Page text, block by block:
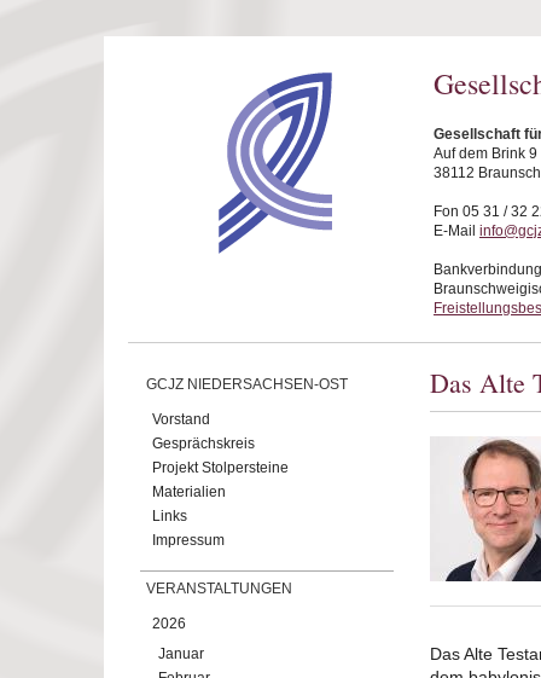
Gesellschaft
Auf dem Brink 9
38112
Fon 05 31 / 32
E-Mail
GCJZ NIEDERSACHSEN-OST
Vorstand
Gesprächskreis
Projekt Stolpersteine
Materialien
Links
Impressum
VERANSTALTUNGEN
2026
Januar
Das Alte
Das Alte